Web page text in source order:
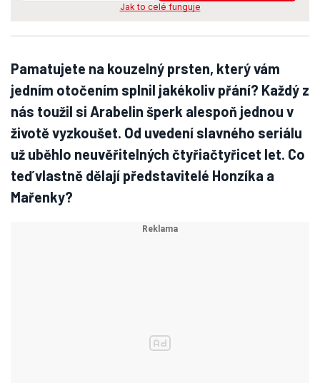
Jak to celé funguje
Pamatujete na kouzelný prsten, který vám
jedním otočením splnil jakékoliv přání? Každý z
nás toužil si Arabelin šperk alespoň jednou v
životě vyzkoušet. Od uvedení slavného seriálu
už uběhlo neuvěřitelných čtyřiačtyřicet let. Co
teď vlastně dělají představitelé Honzíka a
Mařenky?